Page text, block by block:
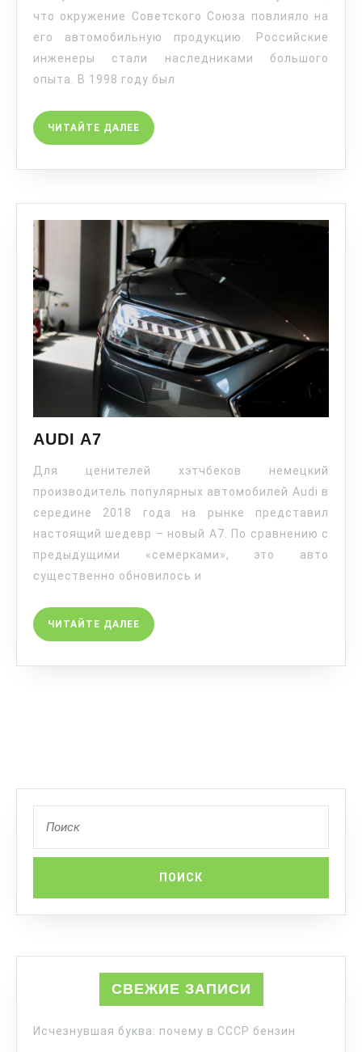
что окружение Советского Союза повлияло на
его автомобильную продукцию. Российские
инженеры стали наследниками большого
опыта. В 1998 году был
ЧИТАЙТЕ ДАЛЕЕ
AUDI A7
Для ценителей хэтчбеков немецкий
производитель популярных автомобилей Audi в
середине 2018 года на рынке представил
настоящий шедевр – новый A7. По сравнению с
предыдущими «семерками», это авто
существенно обновилось и
ЧИТАЙТЕ ДАЛЕЕ
СВЕЖИЕ ЗАПИСИ
Исчезнувшая буква: почему в СССР бензин